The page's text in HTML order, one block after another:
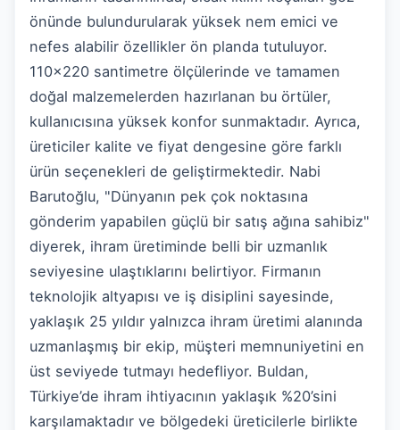
önünde bulundurularak yüksek nem emici ve
nefes alabilir özellikler ön planda tutuluyor.
110x220 santimetre ölçülerinde ve tamamen
doğal malzemelerden hazırlanan bu örtüler,
kullanıcısına yüksek konfor sunmaktadır. Ayrıca,
üreticiler kalite ve fiyat dengesine göre farklı
ürün seçenekleri de geliştirmektedir. Nabi
Barutoğlu, "Dünyanın pek çok noktasına
gönderim yapabilen güçlü bir satış ağına sahibiz"
diyerek, ihram üretiminde belli bir uzmanlık
seviyesine ulaştıklarını belirtiyor. Firmanın
teknolojik altyapısı ve iş disiplini sayesinde,
yaklaşık 25 yıldır yalnızca ihram üretimi alanında
uzmanlaşmış bir ekip, müşteri memnuniyetini en
üst seviyede tutmayı hedefliyor. Buldan,
Türkiye’de ihram ihtiyacının yaklaşık %20’sini
karşılamaktadır ve bölgedeki üreticilerle birlikte